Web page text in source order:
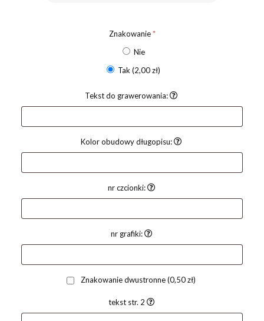
Znakowanie*
Nie
Tak(2,00 zł)
Tekst do grawerowania:
Kolor obudowy długopisu:
nr czcionki:
nr grafiki:
Znakowanie dwustronne(0,50 zł)
tekst str. 2